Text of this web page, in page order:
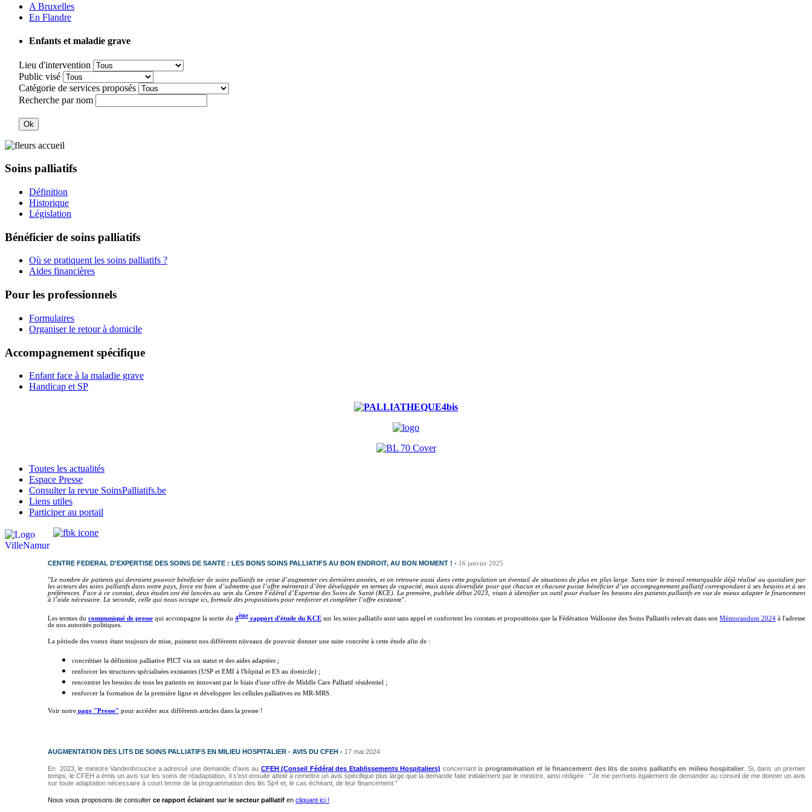
A Bruxelles
En Flandre
Enfants et maladie grave
Lieu d'intervention
Public visé
Catégorie de services proposés
Recherche par nom
Soins palliatifs
Définition
Historique
Législation
Bénéficier de soins palliatifs
Où se pratiquent les soins palliatifs ?
Aides financières
Pour les professionnels
Formulaires
Organiser le retour à domicile
Accompagnement spécifique
Enfant face à la maladie grave
Handicap et SP
Toutes les actualités
Espace Presse
Consulter la revue SoinsPalliatifs.be
Liens utiles
Participer au portail
CENTRE FEDERAL D'EXPERTISE DES SOINS DE SANTE : LES BONS SOINS PALLIATIFS AU BON ENDROIT, AU BON MOMENT ! - 16 janvier 2025
"Le nombre de patients qui devraient pouvoir bénéficier de soins palliatifs ne cesse d’augmenter ces dernières années, et on retrouve aussi dans cette population un éventail de situations de plus en plus large. Sans nier le travail remarquable déjà réalisé au quotidien par
les acteurs des soins palliatifs dans notre pays, force est bien d’admettre que l’offre mériterait d’être développée en termes de capacité, mais aussi diversifiée pour que chacun et chacune puisse bénéficier d’un accompagnement palliatif correspondant à ses besoins et à ses
préférences. Face à ce constat, deux études ont été lancées au sein du Centre Fédéral d’Expertise des Soins de Santé (KCE). La première, publiée début 2023, visait à identifier un outil pour évaluer les besoins des patients palliatifs en vue de mieux adapter le financement
à l’aide nécessaire. La seconde, celle qui nous occupe ici, formule des propositions pour renforcer et compléter l’offre existante".
Les termes du communiqué de presse qui accompagne la sortie du 4ème rapport d'étude du KCE sur les soins palliatifs sont sans appel et confortent les constats et propositions que la Fédération Wallonne des Soins Palliatifs relevait dans son Mémorandum 2024 à l'adresse
de nos autorités politiques.
La période des voeux étant toujours de mise, puissent nos différents niiveaux de pouvoir donner une suite concrète à cette étude afin de :
concrétiser la définition palliative PICT via un statut et des aides adaptées ;
renforcer les structures spécialisées existantes (USP et EMI à l'hôpital et ES au domicile) ;
rencontrer les besoins de tous les patients en innovant par le biais d'une offre de Middle Care Palliatif résidentiel ;
renforcer la formation de la première ligne et développer les cellules palliatives en MR-MRS.
Voir notre page "Presse" pour accéder aux différents articles dans la presse !
AUGMENTATION DES LITS DE SOINS PALLIATIFS EN MILIEU HOSPITALIER - AVIS DU CFEH - 17 mai 2024
En 2023, le ministre Vandenbroucke a adressé une demande d'avis au CFEH (Conseil Fédéral des Etablissements Hospitaliers) concernant la programmation et le financement des lits de soins palliatifs en milieu hospitalier . Si, dans un premier
temps, le CFEHa émis un avis sur les soins de réadaptation, il s'est ensuite attelé à remettre un avis spécifique plus large que la demande faite initialement par le ministre, ainsi rédigée : "Je me permets également de demander au conseil de me donner un avis
sur toute adaptation nécessaire à court terme de la programmation des lits Sp4 et, le cas échéant, de leur financement."
Nous vous proposons de consulter ce rapport éclairant sur le secteur palliatif en cliquant ici !